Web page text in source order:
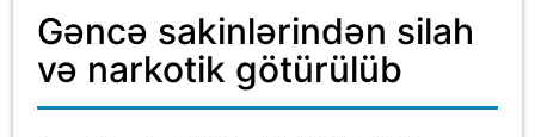
Gəncə sakinlərindən silah
və narkotik götürülüb